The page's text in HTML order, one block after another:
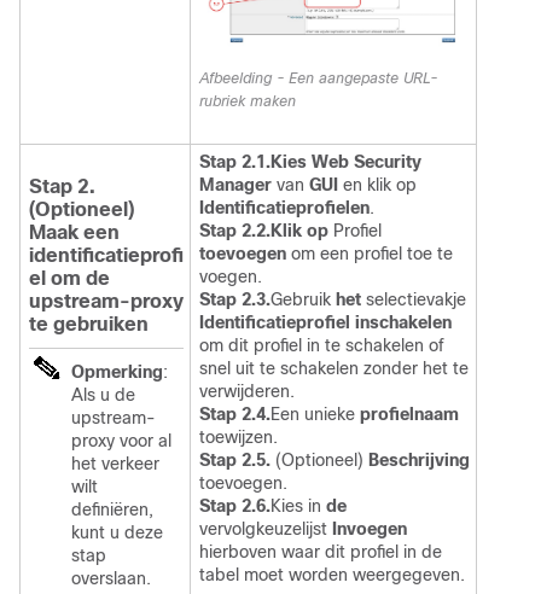
Afbeelding - Een aangepaste URL-
rubriek maken
Stap 2.
(Optioneel)
Maak een
identificatieprofi
el om de
upstream-proxy
te gebruiken
Opmerking:
Als u de
upstream-
proxy voor al
het verkeer
wilt
definiëren,
kunt u deze
stap
overslaan.
Stap 2.1.Kies Web Security
Manager van GUI en klik op
Identificatieprofielen.
Stap 2.2.Klik op Profiel
toevoegen om een profiel toe te
voegen.
Stap 2.3.Gebruik het selectievakje
Identificatieprofiel inschakelen
om dit profiel in te schakelen of
snel uit te schakelen zonder het te
verwijderen.
Stap 2.4.Een unieke profielnaam
toewijzen.
Stap 2.5. (Optioneel) Beschrijving
toevoegen.
Stap 2.6.Kies in de
vervolgkeuzelijst Invoegen
hierboven waar dit profiel in de
tabel moet worden weergegeven.